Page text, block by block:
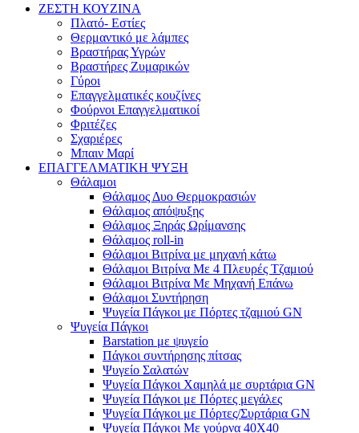
ΖΕΣΤΗ ΚΟΥΖΙΝΑ
Πλατό- Εστίες
Θερμαντικό με λάμπες
Βραστήρας Υγρών
Βραστήρες Ζυμαρικών
Γύροι
Επαγγελματικές κουζίνες
Φούρνοι Επαγγελματικοί
Φριτέζες
Σχαριέρες
Μπαιν Μαρί
ΕΠΑΓΓΕΛΜΑΤΙΚΗ ΨΥΞΗ
Θάλαμοι
Θάλαμος Δυο Θερμοκρασιών
Θάλαμος απόψυξης
Θάλαμος Ξηράς Ωρίμανσης
Θάλαμος roll-in
Θάλαμοι Βιτρίνα με μηχανή κάτω
Θάλαμοι Βιτρίνα Με 4 Πλευρές Τζαμιού
Θάλαμοι Βιτρίνα Με Μηχανή Επάνω
Θάλαμοι Συντήρηση
Ψυγεία Πάγκοι με Πόρτες τζαμιού GN
Ψυγεία Πάγκοι
Barstation με ψυγείο
Πάγκοι συντήρησης πίτσας
Ψυγείο Σαλατών
Ψυγεία Πάγκοι Χαμηλά με συρτάρια GN
Ψυγεία Πάγκοι με Πόρτες μεγάλες
Ψυγεία Πάγκοι με Πόρτες/Συρτάρια GN
Ψυγεία Πάγκοι Με γούρνα 40Χ40